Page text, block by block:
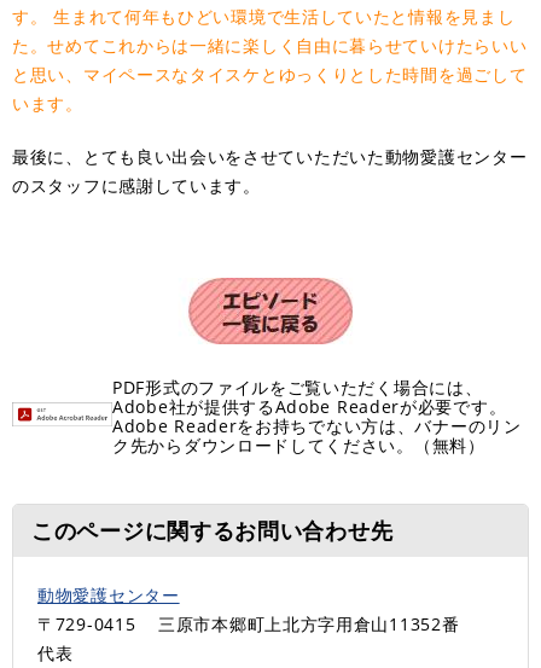
す。
生まれて何年もひどい環境で生活していたと情報を見まし
た。せめてこれからは一緒に楽しく自由に暮らせていけたらいい
と思い、 マイペースな タイスケ とゆっくりとした時間を過ごして
います。
最後に、とても良い出会いをさせていただいた動物愛護センター
のスタッフに感謝しています。
PDF形式のファイルをご覧いただく場合には、
Adobe社が提供するAdobe Readerが必要です。
Adobe Readerをお持ちでない方は、バナーのリン
ク先からダウンロードしてください。（無料）
このページに関するお問い合わせ先
動物愛護センター
〒729-0415
三原市本郷町上北方字用倉山11352番
代表